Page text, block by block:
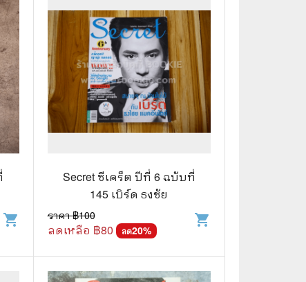
shopping_cart
Secret ซีเคร็ต ปีที่ 6 ฉบับที่
145 เบิร์ด ธงชัย
ราคา ฿100
ลดเหลือ ฿80 ลด20%
shopping_cart
🤹‍♀️ Humor & Entertainment
🏝️ Survival & Emergency
Preparedness
🦸‍♂️ Comics & Graphic Novels
🏺 Historical & Political
🌠 Astrology
🧏‍♀️ Languages
🪐 Science & Math
🏋️‍♂️ Health and Well-Being